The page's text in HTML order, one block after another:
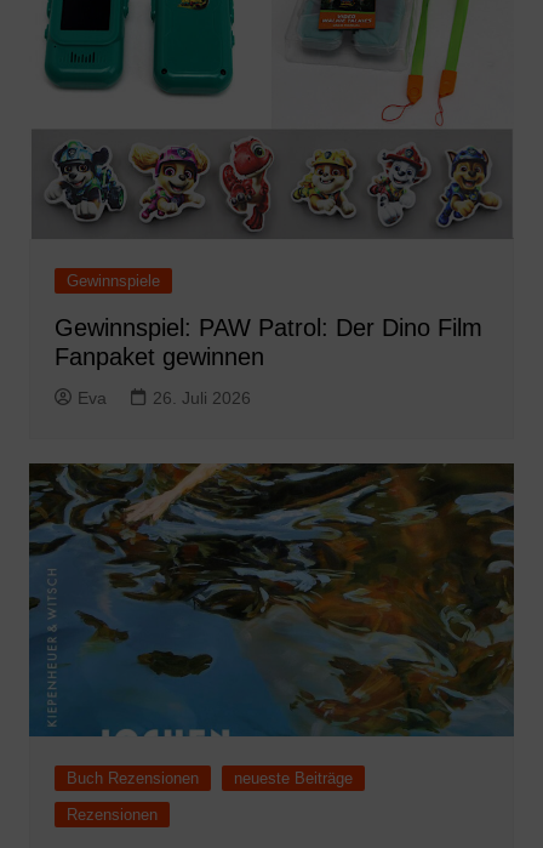
Gewinnspiele
Gewinnspiel: PAW Patrol: Der Dino Film
Fanpaket gewinnen
Eva 26. Juli 2026
Buch Rezensionen
neueste Beiträge
Rezensionen